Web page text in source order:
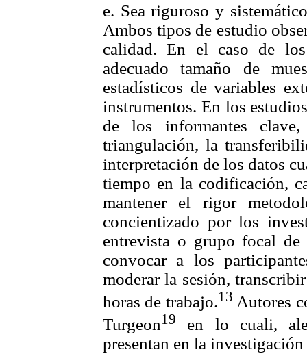
e. Sea riguroso y
Ambos tipos de estudio
calidad. En el caso de
adecuado tamaño de
estadísticos de variables
instrumentos. En los
de los informantes clave,
triangulación, la
interpretación de los datos
tiempo en la codificación,
mantener el rigor
concientizado por los
entrevista o grupo focal
convocar a los
moderar la sesión,
horas de trabajo.13 Autores
Turgeon19
en lo cuali,
presentan en la